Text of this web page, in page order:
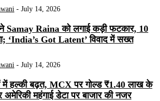
- July 14, 2026
Samay Raina को लगाई कड़ी फटकार, 10
‘India’s Got Latent’ विवाद में सख्त
- July 14, 2026
में हल्की बढ़त, MCX पर गोल्ड ₹1.40 लाख के
महंगाई डेटा पर बाजार की नजर